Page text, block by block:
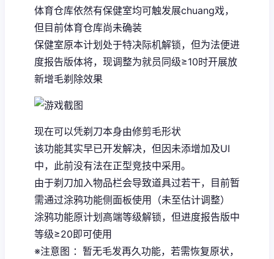
体育仓库依然有保健室均可触发展chuang戏，
但目前体育仓库尚未确装
保健室原本计划处于特决际机解锁，但为法便进
度报告版体将，现调整为就员同级≥10时开展放
新增毛剃除效果
现在可以凭剃刀本身由修剪毛形状
该功能其实早已开发解决，但因未添增加及UI
中，此前没有法在正型竞技中采用。
由于剃刀加入物品栏会导致道具过若干，目前暂
需通过涂鸦功能侧面板使用（未至估计调整）
涂鸦功能原计划高端等级解锁，但进度报告版中
等级≥20即可使用
※注意图 ：暂无毛发再久功能，若需恢复原状，